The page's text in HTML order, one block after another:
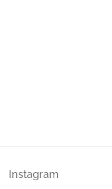
Instagram